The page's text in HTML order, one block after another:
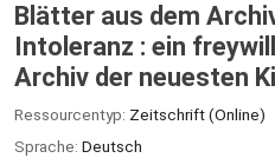
Blätter aus dem
Intoleranz : ein
Archiv der neuesten
Ressourcentyp: Zeitschrift (Online)
Sprache: Deutsch